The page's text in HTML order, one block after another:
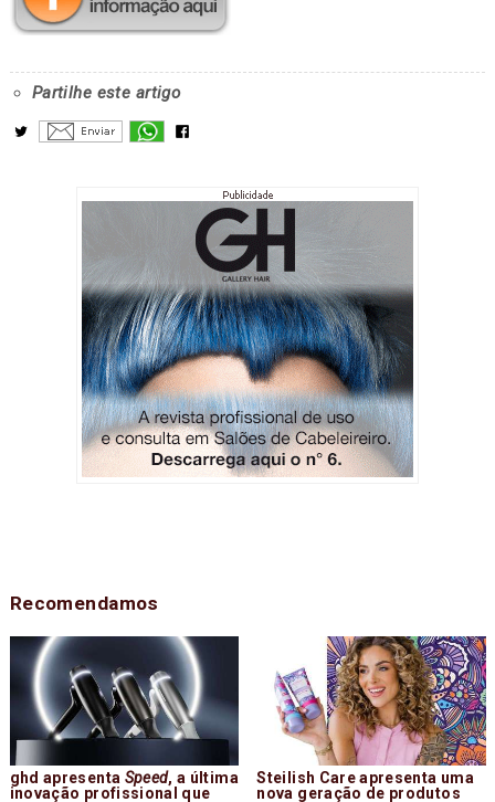
Partilhe este artigo
Recomendamos
ghd apresenta Speed, a última
inovação profissional que
Steilish Care apresenta uma
nova geração de produtos